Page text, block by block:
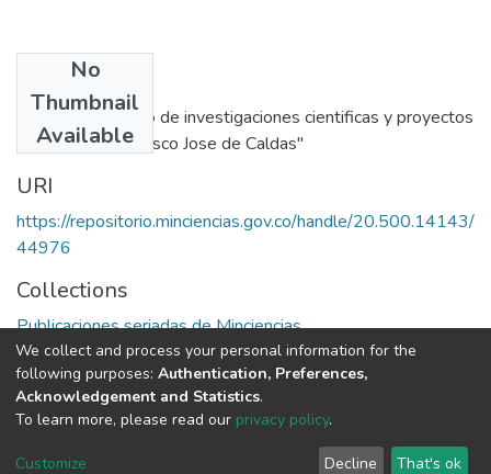
No
Thumbnail
Available
Publisher
Fondo colombiano de investigaciones cientificas y proyectos
especiales "Francisco Jose de Caldas"
URI
https://repositorio.minciencias.gov.co/handle/20.500.14143/
44976
Collections
Publicaciones seriadas de Minciencias
Full item page
DSpace software copyright © 2002-2026
Cookie
End User
Send
We collect and process your personal information for the
following purposes: Authentication, Preferences,
Acknowledgement and Statistics.
To learn more, please read our privacy policy.
Customize Decline That's ok